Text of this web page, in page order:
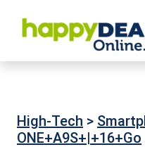
High-Tech >
ONE+A9S+|+16+Go